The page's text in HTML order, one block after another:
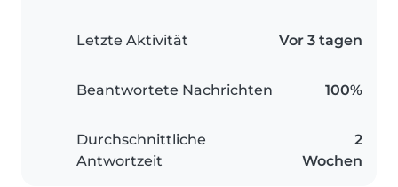
Letzte Aktivität Vor 3 tagen
Beantwortete Nachrichten 100%
Durchschnittliche
Antwortzeit
2
Wochen